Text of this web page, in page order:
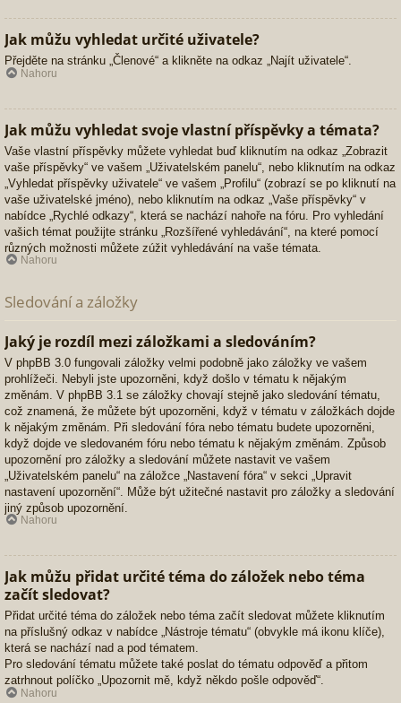
Jak můžu vyhledat určité uživatele?
Přejděte na stránku „Členové“ a klikněte na odkaz „Najít uživatele“.
Nahoru
Jak můžu vyhledat svoje vlastní příspěvky a témata?
Vaše vlastní příspěvky můžete vyhledat buď kliknutím na odkaz „Zobrazit
vaše příspěvky“ ve vašem „Uživatelském panelu“, nebo kliknutím na odkaz
„Vyhledat příspěvky uživatele“ ve vašem „Profilu“ (zobrazí se po kliknutí na
vaše uživatelské jméno), nebo kliknutím na odkaz „Vaše příspěvky“ v
nabídce „Rychlé odkazy“, která se nachází nahoře na fóru. Pro vyhledání
vašich témat použijte stránku „Rozšířené vyhledávání“, na které pomocí
různých možnosti můžete zúžit vyhledávání na vaše témata.
Nahoru
Sledování a záložky
Jaký je rozdíl mezi záložkami a sledováním?
V phpBB 3.0 fungovali záložky velmi podobně jako záložky ve vašem
prohlížeči. Nebyli jste upozorněni, když došlo v tématu k nějakým
změnám. V phpBB 3.1 se záložky chovají stejně jako sledování tématu,
což znamená, že můžete být upozorněni, když v tématu v záložkách dojde
k nějakým změnám. Při sledování fóra nebo tématu budete upozorněni,
když dojde ve sledovaném fóru nebo tématu k nějakým změnám. Způsob
upozornění pro záložky a sledování můžete nastavit ve vašem
„Uživatelském panelu“ na záložce „Nastavení fóra“ v sekci „Upravit
nastavení upozornění“. Může být užitečné nastavit pro záložky a sledování
jiný způsob upozornění.
Nahoru
Jak můžu přidat určité téma do záložek nebo téma
začít sledovat?
Přidat určité téma do záložek nebo téma začít sledovat můžete kliknutím
na příslušný odkaz v nabídce „Nástroje tématu“ (obvykle má ikonu klíče),
která se nachází nad a pod tématem.
Pro sledování tématu můžete také poslat do tématu odpověď a přitom
zatrhnout políčko „Upozornit mě, když někdo pošle odpověď“.
Nahoru